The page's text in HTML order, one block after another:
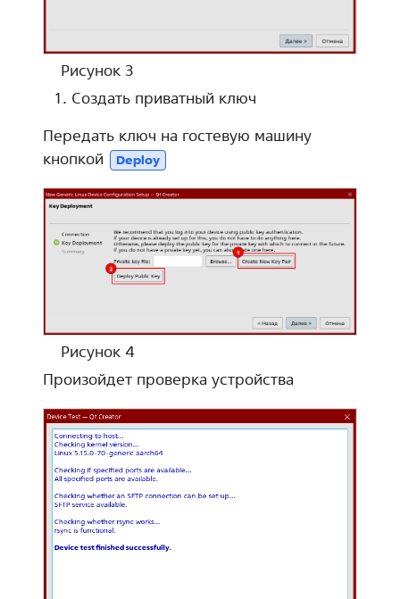
Рисунок 3
Создать приватный ключ
Передать ключ на гостевую машину
кнопкой
Deploy
Рисунок 4
Произойдет проверка устройства